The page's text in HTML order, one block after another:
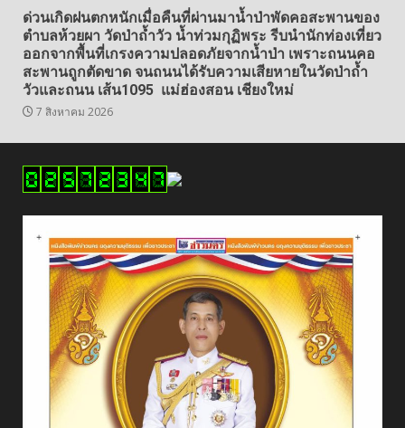
ด่วนเกิดฝนตกหนักเมื่อคืนที่ผ่านมาน้ำป่าพัดคอสะพานของ
ตำบลห้วยผา วัดป่าถ้ำวัว น้ำท่วมกุฏิพระ รีบนำนักท่องเที่ยว
ออกจากพื้นที่เกรงความปลอดภัยจากน้ำป่า เพราะถนนคอ
สะพานถูกตัดขาด จนถนนได้รับความเสียหายในวัดป่าถ้ำ
วัวและถนน เส้น1095 แม่ฮ่องสอน เชียงใหม่
7 สิงหาคม 2026